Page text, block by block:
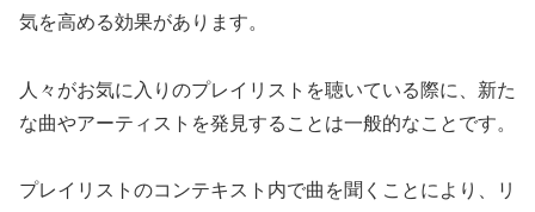
気を高める効果があります。
人々がお気に入りのプレイリストを聴いている際に、新た
な曲やアーティストを発見することは一般的なことです。
プレイリストのコンテキスト内で曲を聞くことにより、リ